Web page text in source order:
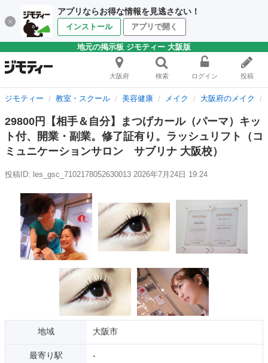
アプリならお得な情報を見逃さない！
インストール アプリで開く
地元の掲示板 ジモティー 大阪版
大阪府 検索 ログイン 投稿
ジモティー 教室・スクール 美容健康 メイク 大阪府のメイク
29800円【相手＆自分】まつげカール（パーマ）キッ
ト付、開業・副業。修了証有り。ラッシュリフト（コ
ミュニケーションサロン サブリナ 大阪校）
投稿ID: les_gsc_7102178052630013 2026年7月24日 19:24
地域 大阪市
最寄り駅 -